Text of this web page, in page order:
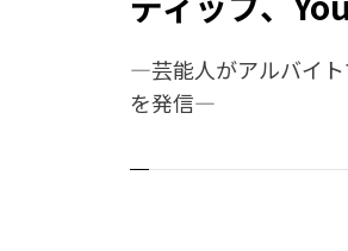
―芸能人がアルバイ
を発信―